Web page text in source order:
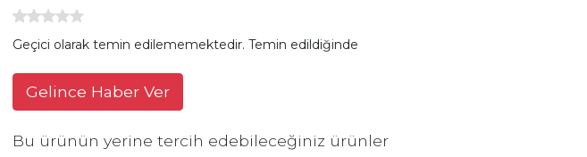
Geçici olarak temin edilememektedir. Temin edildiğinde
Gelince Haber Ver
Bu ürünün yerine tercih edebileceğiniz ürünler